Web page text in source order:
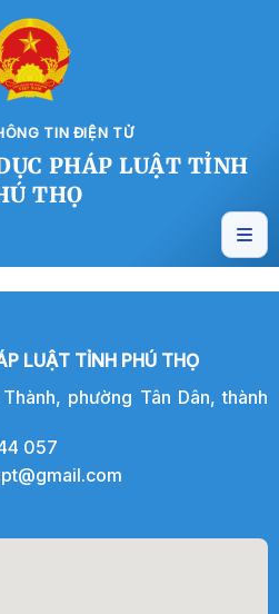
TIN ĐIỆN TỬ
PHÁP LUẬT TỈNH
THỌ
LUẬT TỈNH PHÚ THỌ
phường Tân Dân, thành
057